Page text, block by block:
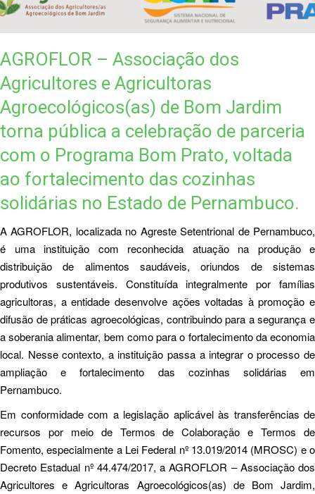
AGROFLOR – Associação dos
Agricultores e Agricultoras
Agroecológicos(as) de Bom Jardim
torna pública a celebração de parceria
com o Programa Bom Prato, voltada
ao fortalecimento das cozinhas
solidárias no Estado de Pernambuco.
A AGROFLOR, localizada no Agreste Setentrional de Pernambuco,
é uma instituição com reconhecida atuação na produção e
distribuição de alimentos saudáveis, oriundos de sistemas
produtivos sustentáveis. Constituída integralmente por famílias
agricultoras, a entidade desenvolve ações voltadas à promoção e
difusão de práticas agroecológicas, contribuindo para a segurança e
a soberania alimentar, bem como para o fortalecimento da economia
local. Nesse contexto, a instituição passa a integrar o processo de
ampliação e fortalecimento das cozinhas solidárias em
Pernambuco.
Em conformidade com a legislação aplicável às transferências de
recursos por meio de Termos de Colaboração e Termos de
Fomento, especialmente a Lei Federal nº 13.019/2014 (MROSC) e o
Decreto Estadual nº 44.474/2017, a AGROFLOR – Associação dos
Agricultores e Agricultoras Agroecológicos(as) de Bom Jardim,